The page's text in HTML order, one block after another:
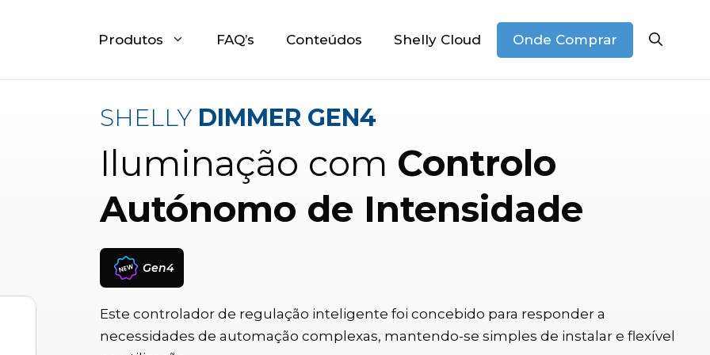
Produtos FAQ’s Conteúdos Shelly Cloud Onde Comprar
SHELLY DIMMER GEN4
Iluminação com Controlo
Autónomo de Intensidade
Gen4
Este controlador de regulação inteligente foi concebido para responder a
necessidades de automação complexas, mantendo-se simples de instalar e flexível